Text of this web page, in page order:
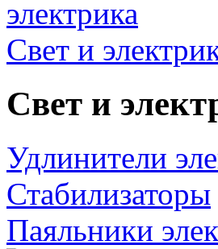
Свет и
Свет и
Удлинители
Стабилизаторы
Паяльники